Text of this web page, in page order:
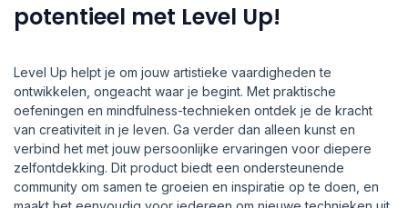
potentieel met Level Up!
Level Up helpt je om jouw artistieke vaardigheden te
ontwikkelen, ongeacht waar je begint. Met praktische
oefeningen en mindfulness-technieken ontdek je de kracht
van creativiteit in je leven. Ga verder dan alleen kunst en
verbind het met jouw persoonlijke ervaringen voor diepere
zelfontdekking. Dit product biedt een ondersteunende
community om samen te groeien en inspiratie op te doen, en